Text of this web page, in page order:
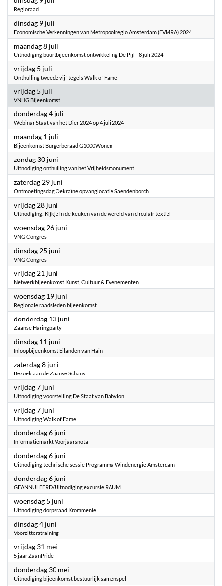
Regioraad
dinsdag 9 juli
Economische Verkenningen van Metropoolregio Amsterdam (EVMRA) 2024
maandag 8 juli
Uitnodiging buurtbijeenkomst ontwikkeling De Pijl - 8 juli 2024
vrijdag 5 juli
Onthulling tweede vijf tegels Walk of Fame
vrijdag 5 juli
VNHG Bijeenkomst
donderdag 4 juli
Webinar Staat van het Dier 2024 op 4 juli 2024
maandag 1 juli
Bijeenkomst Burgerberaad G1000Wonen
zondag 30 juni
Uitnodiging onthulling van het Vrijheidsmonument
zaterdag 29 juni
Ontmoetingsdag Oekraïne opvanglocatie Saendenborch
vrijdag 28 juni
Uitnodiging: Kijkje in de keuken van de wereld van circulair textiel
woensdag 26 juni
VNG Congres
dinsdag 25 juni
VNG Congres
vrijdag 21 juni
Netwerkbijeenkomst Kunst, Cultuur & Evenementen
woensdag 19 juni
Regionale raadsleden bijeenkomst
donderdag 13 juni
Zaanse Haringparty
dinsdag 11 juni
Inloopbijeenkomst Eilanden van Hain
zaterdag 8 juni
Bezoek aan de Zaanse Schans
vrijdag 7 juni
Uitnodiging voorstelling De Staat van Babylon
vrijdag 7 juni
Uitnodiging Walk of Fame
donderdag 6 juni
Informatiemarkt Voorjaarsnota
donderdag 6 juni
Uitnodiging technische sessie Programma Windenergie Amsterdam
donderdag 6 juni
GEANNULEERD/Uitnodiging excursie RAUM
woensdag 5 juni
Uitnodiging dorpsraad Krommenie
dinsdag 4 juni
Voorzitterstraining
vrijdag 31 mei
5 jaar ZaanPride
donderdag 30 mei
Uitnodiging bijeenkomst bestuurlijk samenspel